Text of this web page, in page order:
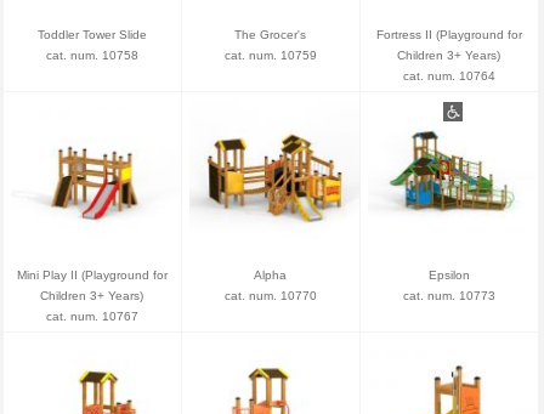
Toddler Tower Slide
cat. num. 10758
The Grocer's
cat. num. 10759
Fortress II (Playground for
Children 3+ Years)
cat. num. 10764
Mini Play II (Playground for
Children 3+ Years)
cat. num. 10767
Alpha
cat. num. 10770
Epsilon
cat. num. 10773